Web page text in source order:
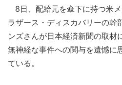
8日、配給元を傘下に持つ米
ラザース・ディスカバリーの幹
ンズさんが日本経済新聞の取材
無神経な事件への関与を遺憾に
ている。